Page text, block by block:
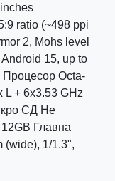
ratio (~498 ppi
2, Mohs level
15, up to
Процесор Octa-
L + 6x3.53 GHz
СД Не
Главна
(wide), 1/1.3",